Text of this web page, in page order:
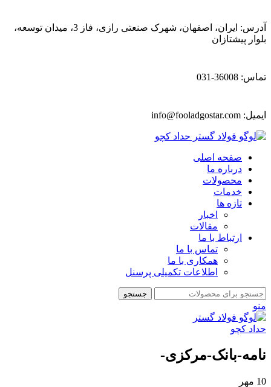
آدرس: ایران، اصفهان، شهرک صنعتی رازی، فاز 3، میدان توسعه،
بلوار پیشتازان
تماس: 36008-031
ایمیل: info@fooladgostar.com
صفحه اصلی
درباره ما
محصولات
خدمات
تازه ها
اخبار
مقالات
ارتباط با ما
تماس با ما
همکاری با ما
اطلاعات تکمیلی پرسنل
جستجو
منو
نامه‌-بانک-مرکزی-
10 مهر